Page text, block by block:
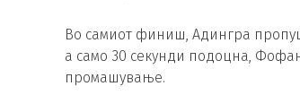
Во самиот финиш, Адингра
а само 30 секунди подоцна,
промашување.